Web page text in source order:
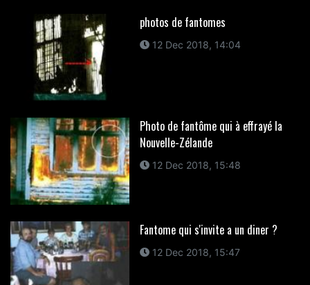
photos de fantomes
12 Dec 2018, 14:04
Photo de fantôme qui à effrayé la
Nouvelle-Zélande
12 Dec 2018, 15:48
Fantome qui s'invite a un diner ?
12 Dec 2018, 15:47